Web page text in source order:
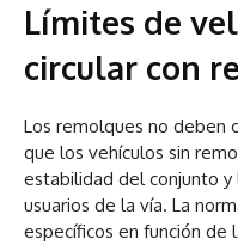
Límites de
circular con
Los remolques no deben
que los vehículos sin
estabilidad del conjunto
usuarios de la vía. La
específicos en función